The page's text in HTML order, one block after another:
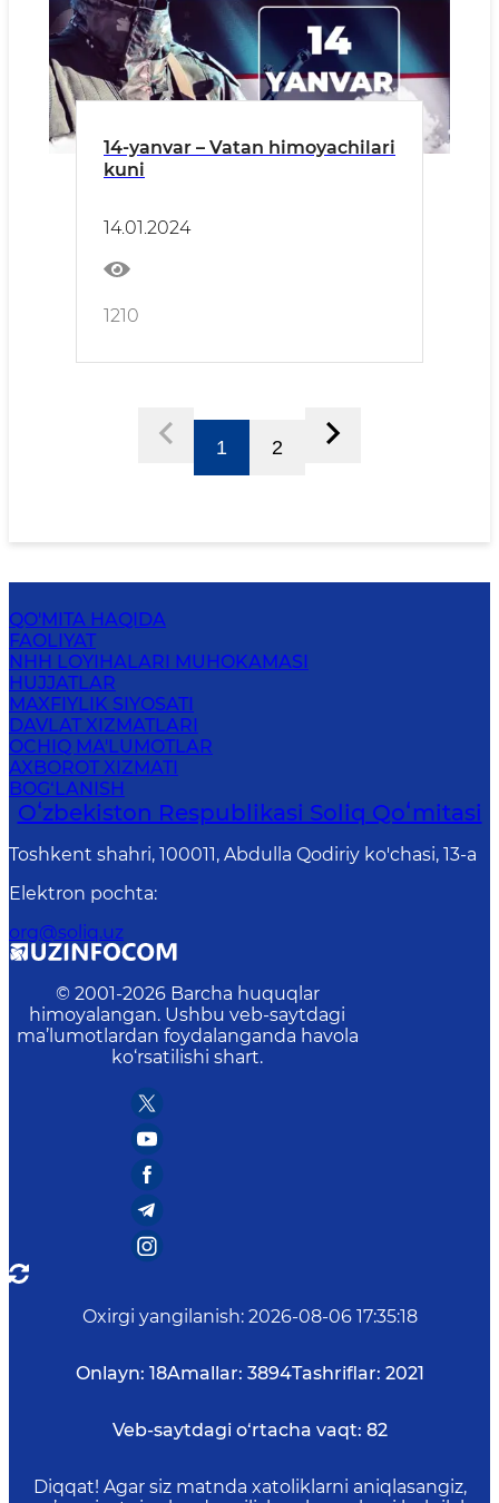
14-yanvar – Vatan himoyachilari
kuni
14.01.2024
1210
1 2
QO'MITA HAQIDA
FAOLIYAT
NHH LOYIHALARI MUHOKAMASI
HUJJATLAR
MAXFIYLIK SIYOSATI
DAVLAT XIZMATLARI
OCHIQ MA'LUMOTLAR
AXBOROT XIZMATI
BOG‘LANISH
Oʻzbekiston Respublikasi Soliq Qoʻmitasi
Toshkent shahri, 100011, Abdulla Qodiriy ko'chasi, 13-a
Elektron pochta:
org@soliq.uz
© 2001-2026 Barcha huquqlar
himoyalangan. Ushbu veb-saytdagi
ma’lumotlardan foydalanganda havola
ko‘rsatilishi shart.
Oxirgi yangilanish: 2026-08-06 17:35:18
Onlayn: 18Amallar: 3894Tashriflar: 2021
Veb-saytdagi o‘rtacha vaqt: 82
Diqqat! Agar siz matnda xatoliklarni aniqlasangiz,